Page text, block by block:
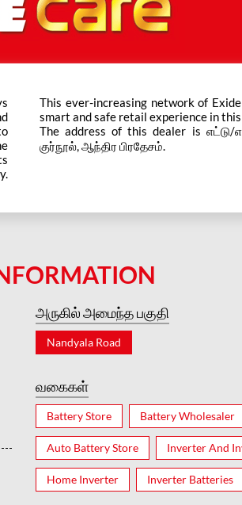
smart and safe retail experience in
The address of this dealer is எட்டு/
குர்நூல், ஆந்திர பிரதேசம்.
அருகில் அமைந்த பகுதி
Nandyala Road
வகைகள்
Battery Store Battery Wholesaler
Auto Battery Store Inverter And
Home Inverter Inverter Batteries